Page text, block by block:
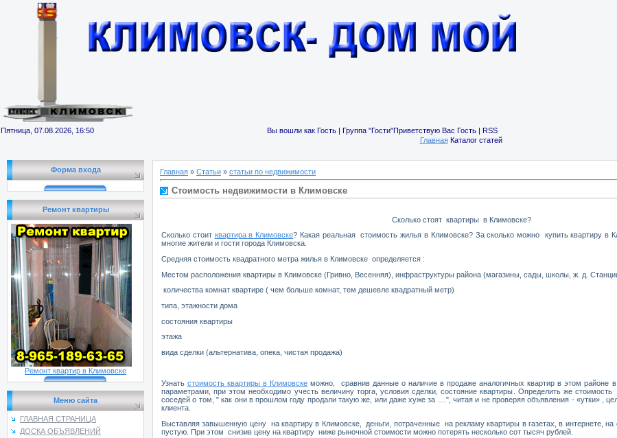
Пятница, 07.08.2026, 16:50
Вы вошли как Гость | Группа "Гости"Приветствую Вас Гость | RSS
ГлавнаяКаталог статей
Форма входа
Ремонт квартиры
Ремонт квартир в Климовске
Меню сайта
ГЛАВНАЯ СТРАНИЦА
ДОСКА ОБЪЯВЛЕНИЙ
Главная » Статьи » статьи по недвижимости
Стоимость недвижимости в Климовске
Сколько стоят квартиры в Климовске?
Сколько стоит квартира в Климовске? Какая реальная стоимость жилья в Климовске? За сколько можно купить квартиру в
многие жители и гости города Климовска.
Средняя стоимость квадратного метра жилья в Климовске определяется :
Местом расположения квартиры в Климовске (Гривно, Весенняя), инфраструктуры района (магазины, сады, школы, ж. д.
количества комнат квартире ( чем больше комнат, тем дешевле квадратный метр)
типа, этажности дома
состояния квартиры
этажа
вида сделки (альтернатива, опека, чистая продажа)
Узнатьстоимость квартиры в Климовске можно, сравнив данные о наличие в продаже аналогичных квартир в этом районе
параметрами, при этом необходимо учесть величину торга, условия сделки, состояние квартиры. Определить же
соседей о том, " как они в прошлом году продали такую же, или даже хуже за ....", читая и не проверяя объявления - «утки» ,
клиента.
Выставляя завышенную цену на квартиру в Климовске, деньги, потраченные на рекламу квартиры в газетах, в интернете,
пустую. При этом снизив цену на квартиру ниже рыночной стоимости можно потерять несколько сот тысяч рублей.